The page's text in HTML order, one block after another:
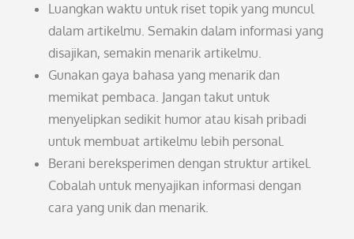
Luangkan waktu untuk riset topik yang muncul
dalam artikelmu. Semakin dalam informasi yang
disajikan, semakin menarik artikelmu.
Gunakan gaya bahasa yang menarik dan
memikat pembaca. Jangan takut untuk
menyelipkan sedikit humor atau kisah pribadi
untuk membuat artikelmu lebih personal.
Berani bereksperimen dengan struktur artikel.
Cobalah untuk menyajikan informasi dengan
cara yang unik dan menarik.